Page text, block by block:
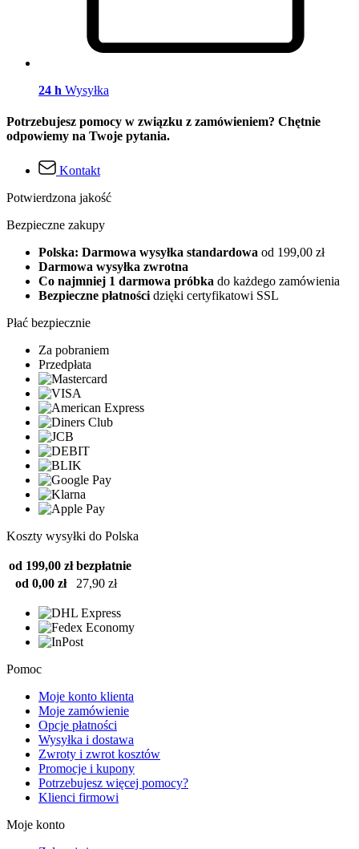
24 h Wysyłka
Potrzebujesz pomocy w związku z zamówieniem? Chętnie
odpowiemy na Twoje pytania.
Kontakt
Potwierdzona jakość
Bezpieczne zakupy
Polska: Darmowa wysyłka standardowa od 199,00 zł
Darmowa wysyłka zwrotna
Co najmniej 1 darmowa próbka do każdego zamówienia
Bezpieczne płatności dzięki certyfikatowi SSL
Płać bezpiecznie
Za pobraniem
Przedpłata
Koszty wysyłki do Polska
od 199,00 zł bezpłatnie
od 0,00 zł
27,90 zł
Pomoc
Moje konto klienta
Moje zamówienie
Opcje płatności
Wysyłka i dostawa
Zwroty i zwrot kosztów
Promocje i kupony
Potrzebujesz więcej pomocy?
Klienci firmowi
Moje konto